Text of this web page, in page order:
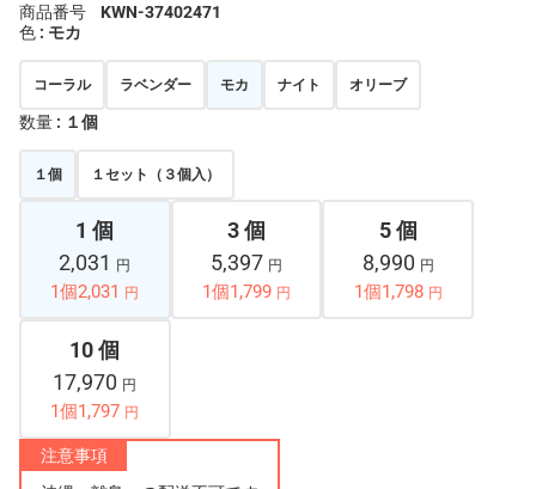
商品番号
KWN-37402471
色 : モカ
コーラル ラベンダー モカ ナイト オリーブ
数量 : １個
１個 １セット（３個入）
1 個
2,031 円
1個2,031 円
3 個
5,397 円
1個1,799 円
5 個
8,990 円
1個1,798 円
10 個
17,970 円
1個1,797 円
注意事項